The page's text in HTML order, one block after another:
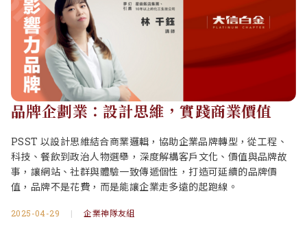
品牌企劃業：設計思維，實踐商業價值
PSST 以設計思維結合商業邏輯，協助企業品牌轉型，從工程、
科技、餐飲到政治人物選舉，深度解構客戶文化、價值與品牌故
事，讓網站、社群與體驗一致傳遞個性，打造可延續的品牌價
值，品牌不是花費，而是能讓企業走多遠的起跑線。
2025-04-29 | 企業神隊友組